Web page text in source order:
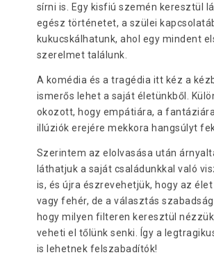
sírni is. Egy kisfiú szemén keresztül
egész történetet, a szülei
kukucskálhatunk, ahol egy mindent
szerelmet találunk.
A komédia és a tragédia itt kéz a
ismerős lehet a saját életünkből.
okozott, hogy empátiára, a
illúziók erejére mekkora hangsúlyt
Szerintem az elolvasása után
láthatjuk a saját családunkkal való
is, és újra észrevehetjük, hogy az
vagy fehér, de a választás
hogy milyen filteren keresztül
veheti el tőlünk senki. Így a
is lehetnek felszabadítók!